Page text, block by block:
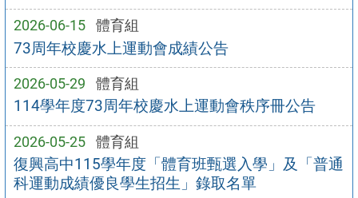
2026-06-15 體育組
73周年校慶水上運動會成績公告
2026-05-29 體育組
114學年度73周年校慶水上運動會秩序冊公告
2026-05-25 體育組
復興高中115學年度「體育班甄選入學」及「普通
科運動成績優良學生招生」錄取名單